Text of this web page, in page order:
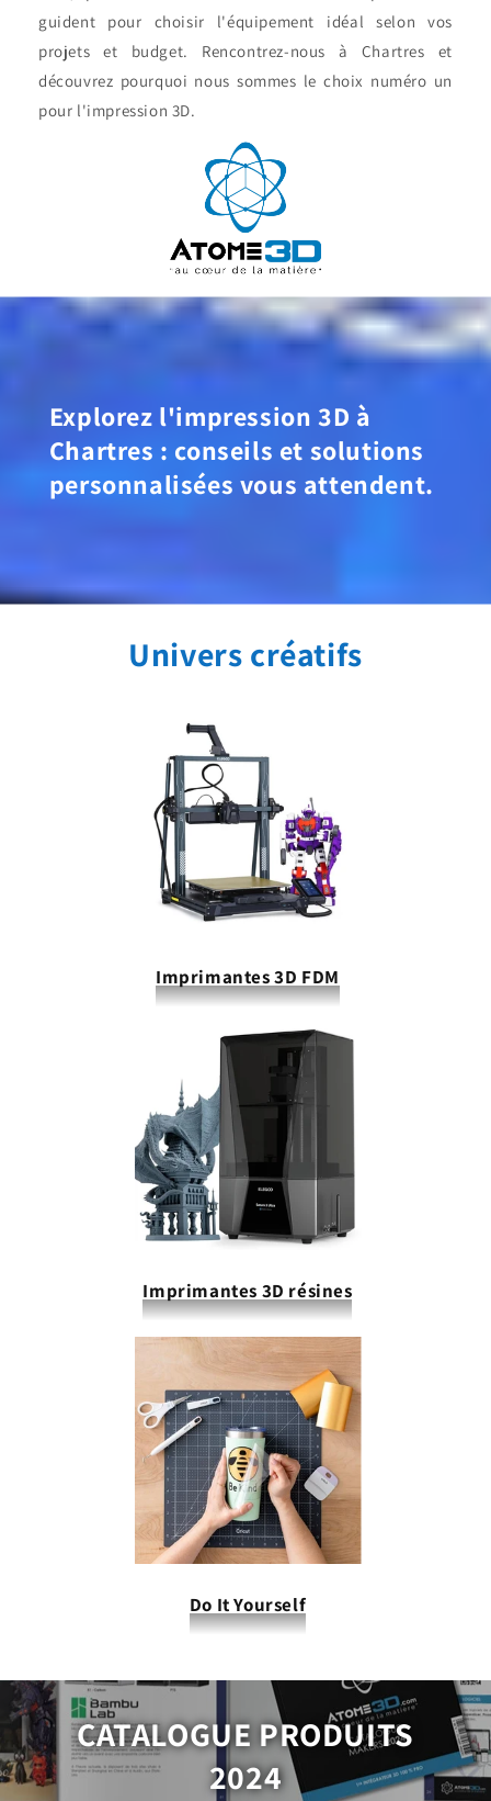
guident pour choisir l'équipement idéal selon vos
projets et budget. Rencontrez-nous à Chartres et
découvrez pourquoi nous sommes le choix numéro un
pour l'impression 3D.
Explorez l'impression 3D à
Chartres : conseils et solutions
personnalisées vous attendent.
Univers créatifs
Imprimantes 3D FDM
Imprimantes 3D résines
Do It Yourself
CATALOGUE PRODUITS
2024